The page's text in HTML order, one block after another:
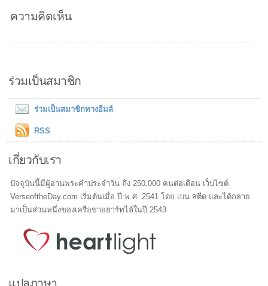
ความคิดเห็น
ร่วมเป็นสมาชิก
ร่วมเป็นสมาชิกทางอีมล์
RSS
เกี่ยวกับเรา
ปัจจุบันนี้มีผู้อ่านพระคำประจำวัน ถึง 250,000 คนต่อเดือน เว็บไซต์
VerseoftheDay.com เริ่มต้นเมื่อ ปี พ.ศ. 2541 โดย เบน สตีด และได้กลาย
มาเป็นส่วนหนึ่งของเครือข่ายฮาร์ทไล์ในปี 2543
แปลภาษา